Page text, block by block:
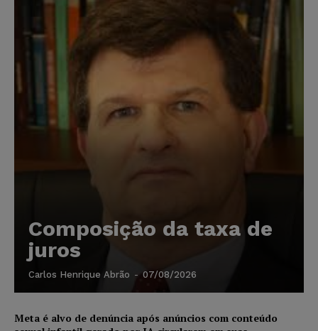
Composição da taxa de
juros
Carlos Henrique Abrão - 07/08/2026
Meta é alvo de denúncia após anúncios com conteúdo